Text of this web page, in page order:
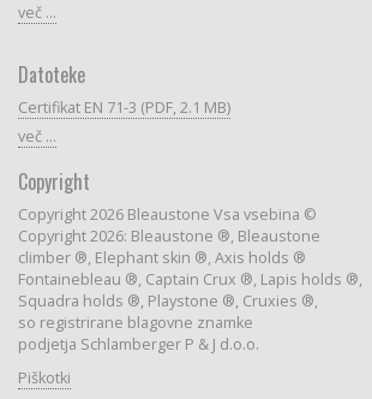
več ...
Datoteke
Certifikat EN 71-3 (PDF, 2.1 MB)
več ...
Copyright
Copyright 2026 Bleaustone Vsa vsebina ©
Copyright 2026: Bleaustone ®, Bleaustone
climber ®, Elephant skin ®, Axis holds ®
Fontainebleau ®, Captain Crux ®, Lapis holds ®,
Squadra holds ®, Playstone ®, Cruxies ®,
so registrirane blagovne znamke
podjetja Schlamberger P & J d.o.o.
Piškotki